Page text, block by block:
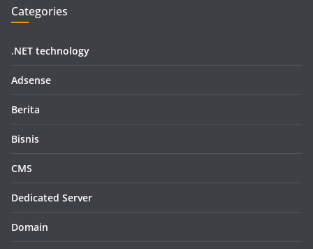
Categories
.NET technology
Adsense
Berita
Bisnis
CMS
Dedicated Server
Domain